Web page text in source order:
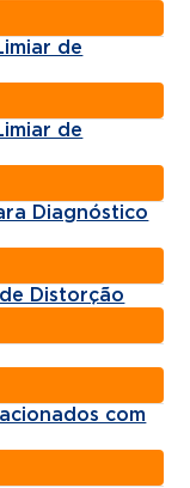
de
de
Diagnóstico
Distorção
com